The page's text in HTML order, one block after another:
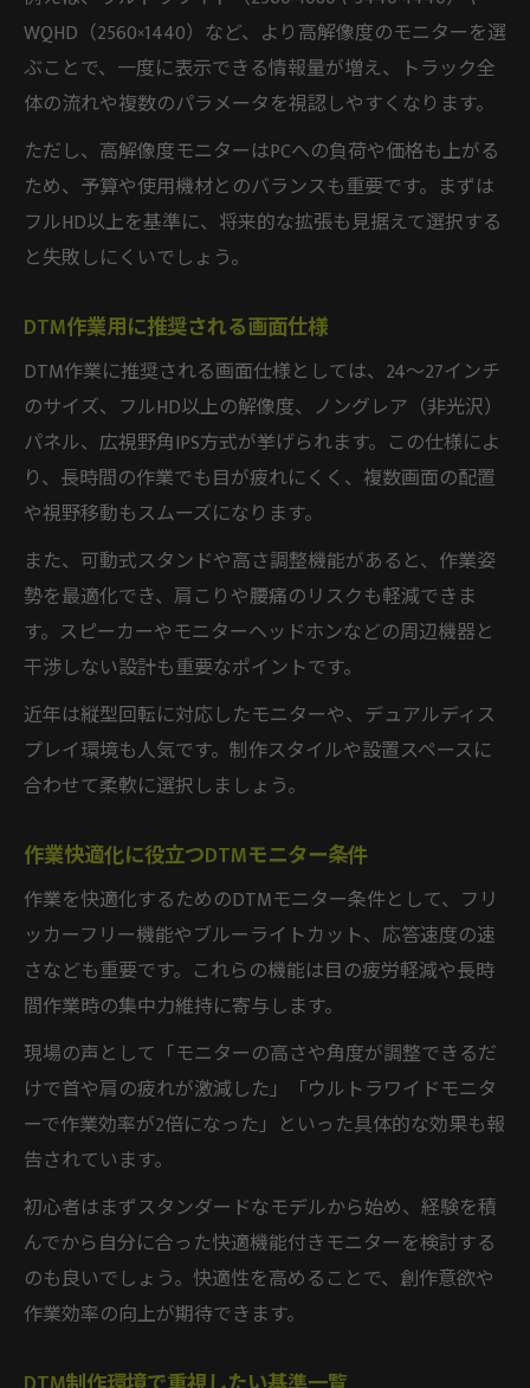
WQHD（2560×1440）など、より高解像度のモニターを選
ぶことで、一度に表示できる情報量が増え、トラック全
体の流れや複数のパラメータを視認しやすくなります。
ただし、高解像度モニターはPCへの負荷や価格も上がる
ため、予算や使用機材とのバランスも重要です。まずは
フルHD以上を基準に、将来的な拡張も見据えて選択する
と失敗しにくいでしょう。
DTM作業用に推奨される画面仕様
DTM作業に推奨される画面仕様としては、24〜27インチ
のサイズ、フルHD以上の解像度、ノングレア（非光沢）
パネル、広視野角IPS方式が挙げられます。この仕様によ
り、長時間の作業でも目が疲れにくく、複数画面の配置
や視野移動もスムーズになります。
また、可動式スタンドや高さ調整機能があると、作業姿
勢を最適化でき、肩こりや腰痛のリスクも軽減できま
す。スピーカーやモニターヘッドホンなどの周辺機器と
干渉しない設計も重要なポイントです。
近年は縦型回転に対応したモニターや、デュアルディス
プレイ環境も人気です。制作スタイルや設置スペースに
合わせて柔軟に選択しましょう。
作業快適化に役立つDTMモニター条件
作業を快適化するためのDTMモニター条件として、フリ
ッカーフリー機能やブルーライトカット、応答速度の速
さなども重要です。これらの機能は目の疲労軽減や長時
間作業時の集中力維持に寄与します。
現場の声として「モニターの高さや角度が調整できるだ
けで首や肩の疲れが激減した」「ウルトラワイドモニタ
ーで作業効率が2倍になった」といった具体的な効果も報
告されています。
初心者はまずスタンダードなモデルから始め、経験を積
んでから自分に合った快適機能付きモニターを検討する
のも良いでしょう。快適性を高めることで、創作意欲や
作業効率の向上が期待できます。